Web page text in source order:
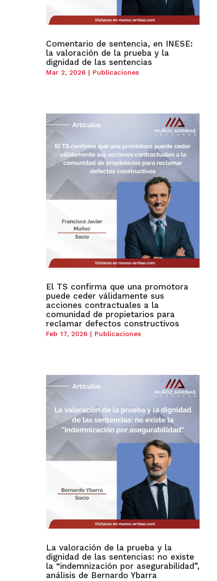
Comentario de sentencia, en INESE:
la valoración de la prueba y la
dignidad de las sentencias
Mar 2, 2026 | Publicaciones
El TS confirma que una promotora
puede ceder válidamente sus
acciones contractuales a la
comunidad de propietarios para
reclamar defectos constructivos
Feb 17, 2026 | Publicaciones
La valoración de la prueba y la
dignidad de las sentencias: no existe
la “indemnización por asegurabilidad”,
análisis de Bernardo Ybarra